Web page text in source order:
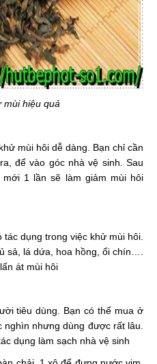
mùi hiệu quả
mùi hôi dễ dàng. Bạn chỉ cần
để vào góc nhà vệ sinh. Sau
1 lần sẽ làm giảm mùi hôi
dụng trong việc khử mùi hôi.
sả, lá dứa, hoa hồng, ổi chín….
át mùi hôi
tiêu dùng. Bạn có thể mua ở
nghìn nhưng dùng được rất lâu.
dụng làm sạch nhà vệ sinh